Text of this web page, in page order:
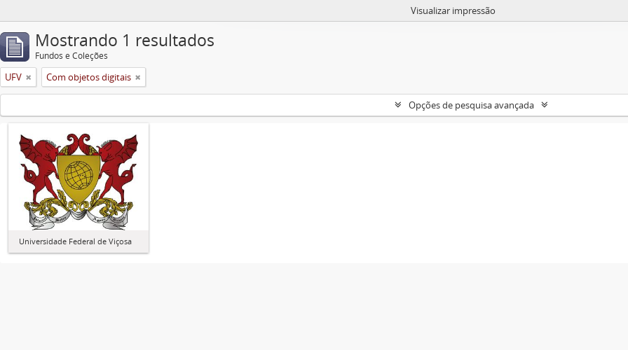
Visualizar impressão
Mostrando 1 resultados
Fundos e Coleções
UFV Com objetos digitais
Opções de pesquisa avançada
Universidade Federal de Viçosa